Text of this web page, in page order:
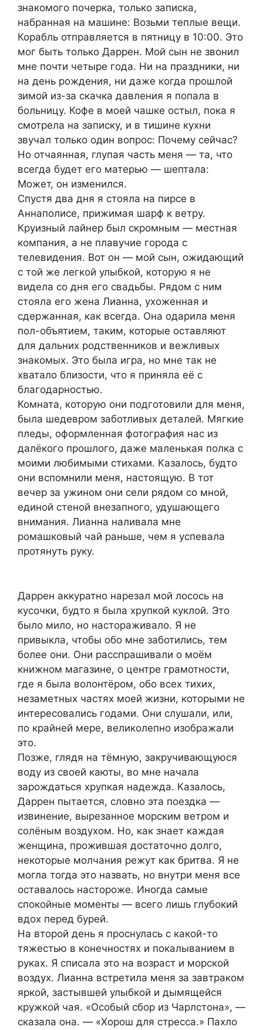
знакомого почерка, только записка,
набранная на машине: Возьми теплые вещи.
Корабль отправляется в пятницу в 10:00. Это
мог быть только Даррен. Мой сын не звонил
мне почти четыре года. Ни на праздники, ни
на день рождения, ни даже когда прошлой
зимой из-за скачка давления я попала в
больницу. Кофе в моей чашке остыл, пока я
смотрела на записку, и в тишине кухни
звучал только один вопрос: Почему сейчас?
Но отчаянная, глупая часть меня — та, что
всегда будет его матерью — шептала:
Может, он изменился.
Спустя два дня я стояла на пирсе в
Аннаполисе, прижимая шарф к ветру.
Круизный лайнер был скромным — местная
компания, а не плавучие города с
телевидения. Вот он — мой сын, ожидающий
с той же легкой улыбкой, которую я не
видела со дня его свадьбы. Рядом с ним
стояла его жена Лианна, ухоженная и
сдержанная, как всегда. Она одарила меня
пол-объятием, таким, которые оставляют
для дальних родственников и вежливых
знакомых. Это была игра, но мне так не
хватало близости, что я приняла её с
благодарностью.
Комната, которую они подготовили для меня,
была шедевром заботливых деталей. Мягкие
пледы, оформленная фотография нас из
далёкого прошлого, даже маленькая полка с
моими любимыми стихами. Казалось, будто
они вспомнили меня, настоящую. В тот
вечер за ужином они сели рядом со мной,
единой стеной внезапного, удушающего
внимания. Лианна наливала мне
ромашковый чай раньше, чем я успевала
протянуть руку.
Даррен аккуратно нарезал мой лосось на
кусочки, будто я была хрупкой куклой. Это
было мило, но настораживало. Я не
привыкла, чтобы обо мне заботились, тем
более они. Они расспрашивали о моём
книжном магазине, о центре грамотности,
где я была волонтёром, обо всех тихих,
незаметных частях моей жизни, которыми не
интересовались годами. Они слушали, или,
по крайней мере, великолепно изображали
это.
Позже, глядя на тёмную, закручивающуюся
воду из своей каюты, во мне начала
зарождаться хрупкая надежда. Казалось,
Даррен пытается, словно эта поездка —
извинение, вырезанное морским ветром и
солёным воздухом. Но, как знает каждая
женщина, прожившая достаточно долго,
некоторые молчания режут как бритва. Я не
могла тогда это назвать, но внутри меня все
оставалось настороже. Иногда самые
спокойные моменты — всего лишь глубокий
вдох перед бурей.
На второй день я проснулась с какой-то
тяжестью в конечностях и покалыванием в
руках. Я списала это на возраст и морской
воздух. Лианна встретила меня за завтраком
яркой, застывшей улыбкой и дымящейся
кружкой чая. «Особый сбор из Чарлстона», —
сказала она. — «Хорош для стресса.» Пахло